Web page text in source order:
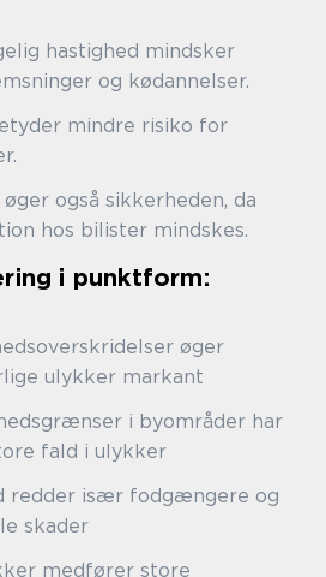
hastighed mindsker
og kødannelser.
mindre risiko for
også sikkerheden, da
hos bilister mindskes.
i punktform:
øger
ulykker markant
i byområder har
fald i ulykker
redder især fodgængere og
skader
medfører store